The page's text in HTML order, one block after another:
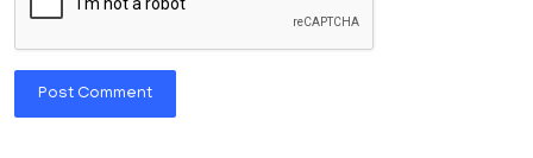
Post Comment